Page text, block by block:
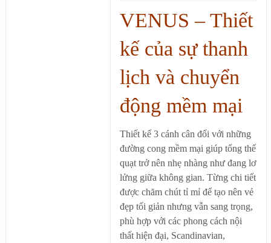
VENUS – Thiết
kế của sự thanh
lịch và chuyển
động mềm mại
Thiết kế 3 cánh cân đối với những
đường cong mềm mại giúp tổng thể
quạt trở nên nhẹ nhàng như đang lơ
lửng giữa không gian. Từng chi tiết
được chăm chút tỉ mỉ để tạo nên vẻ
đẹp tối giản nhưng vẫn sang trọng,
phù hợp với các phong cách nội
thất hiện đại, Scandinavian,